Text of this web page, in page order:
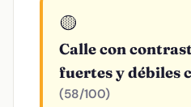
🟡
Calle con
fuertes y débiles
(58/100)